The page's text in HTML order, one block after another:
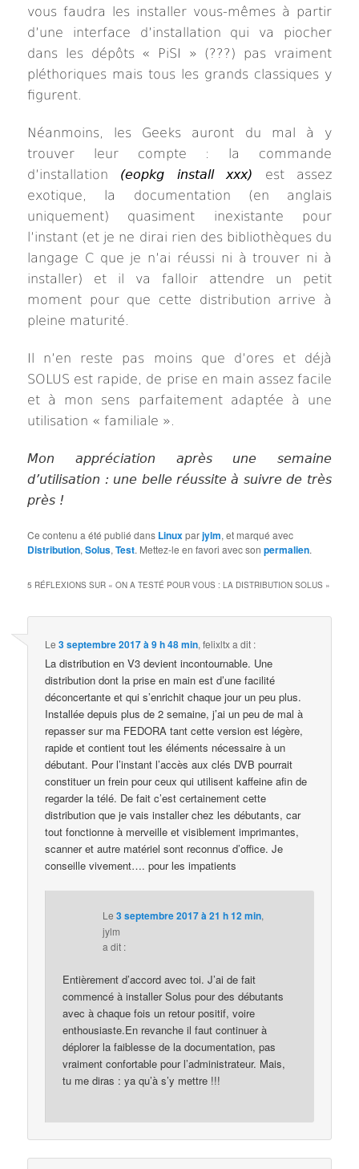
vous faudra les installer vous-mêmes à partir
d’une interface d’installation qui va piocher
dans les dépôts « PiSI » (???) pas vraiment
pléthoriques mais tous les grands classiques y
figurent.
Néanmoins, les Geeks auront du mal à y
trouver leur compte : la commande
d’installation (eopkg install xxx) est assez
exotique, la documentation (en anglais
uniquement) quasiment inexistante pour
l’instant (et je ne dirai rien des bibliothèques du
langage C que je n’ai réussi ni à trouver ni à
installer) et il va falloir attendre un petit
moment pour que cette distribution arrive à
pleine maturité.
Il n’en reste pas moins que d’ores et déjà
SOLUS est rapide, de prise en main assez facile
et à mon sens parfaitement adaptée à une
utilisation « familiale ».
Mon appréciation après une semaine
d’utilisation : une belle réussite à suivre de très
près !
Ce contenu a été publié dans Linuxparjylm, et marqué avec
Distribution,Solus,Test. Mettez-le en favori avec sonpermalien.
5 RÉFLEXIONS SUR «ON A TESTÉ POUR VOUS : LA DISTRIBUTION SOLUS »
Le3 septembre 2017 à 9 h 48 min,felixltxa dit :
La distribution en V3 devient incontournable. Une
distribution dont la prise en main est d’une facilité
déconcertante et qui s’enrichit chaque jour un peu plus.
Installée depuis plus de 2 semaine, j’ai un peu de mal à
repasser sur ma FEDORA tant cette version est légère,
rapide et contient tout les éléments nécessaire à un
débutant. Pour l’instant l’accès aux clés DVB pourrait
constituer un frein pour ceux qui utilisent kaffeine afin de
regarder la télé. De fait c’est certainement cette
distribution que je vais installer chez les débutants, car
tout fonctionne à merveille et visiblement imprimantes,
scanner et autre matériel sont reconnus d’office. Je
conseille vivement…. pour les impatients
Le3 septembre 2017 à 21 h 12 min,
jylm
a dit :
Entièrement d’accord avec toi. J’ai de fait
commencé à installer Solus pour des débutants
avec à chaque fois un retour positif, voire
enthousiaste.En revanche il faut continuer à
déplorer la faiblesse de la documentation, pas
vraiment confortable pour l’administrateur. Mais,
tu me diras : ya qu’à s’y mettre !!!